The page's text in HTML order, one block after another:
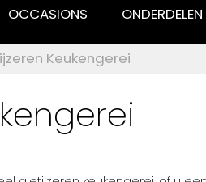
OCCASIONS ONDERDELEN
Keukengerei